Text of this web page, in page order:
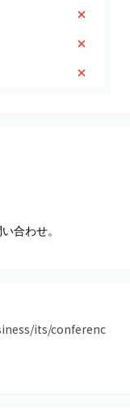
合わせ。
its/conferenc